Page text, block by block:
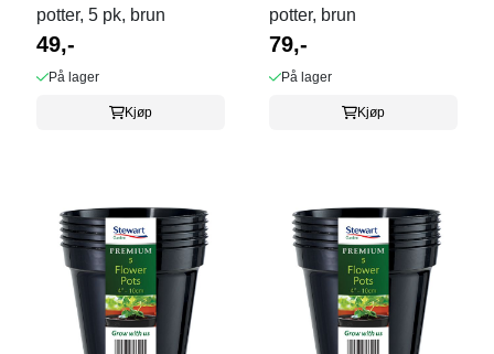
potter, 5 pk, brun
49,-
På lager
Kjøp
potter, brun
79,-
På lager
Kjøp